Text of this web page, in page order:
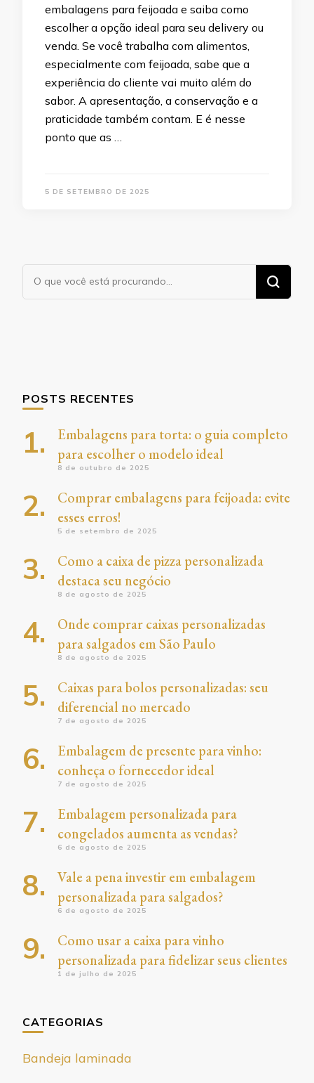
embalagens para feijoada e saiba como
escolher a opção ideal para seu delivery ou
venda. Se você trabalha com alimentos,
especialmente com feijoada, sabe que a
experiência do cliente vai muito além do
sabor. A apresentação, a conservação e a
praticidade também contam. E é nesse
ponto que as …
5 DE SETEMBRO DE 2025
Procurando
POSTS RECENTES
Embalagens para torta: o guia completo
para escolher o modelo ideal
8 de outubro de 2025
Comprar embalagens para feijoada: evite
esses erros!
5 de setembro de 2025
Como a caixa de pizza personalizada
destaca seu negócio
8 de agosto de 2025
Onde comprar caixas personalizadas
para salgados em São Paulo
8 de agosto de 2025
Caixas para bolos personalizadas: seu
diferencial no mercado
7 de agosto de 2025
Embalagem de presente para vinho:
conheça o fornecedor ideal
7 de agosto de 2025
Embalagem personalizada para
congelados aumenta as vendas?
6 de agosto de 2025
Vale a pena investir em embalagem
personalizada para salgados?
6 de agosto de 2025
Como usar a caixa para vinho
personalizada para fidelizar seus clientes
1 de julho de 2025
CATEGORIAS
Bandeja laminada